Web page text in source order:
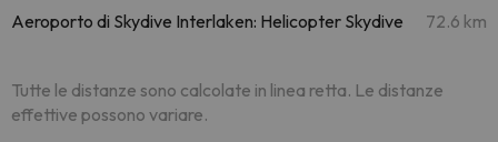
Aeroporto di Skydive Interlaken: Helicopter Skydive 72.6 km
Tutte le distanze sono calcolate in linea retta. Le distanze
effettive possono variare.